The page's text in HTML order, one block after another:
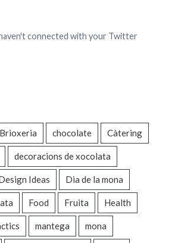
connected with your Twitter
Brioxeria chocolate Càtering
decoracions de xocolata
Ideas Dia de la mona
Food Fruita Health
mantega mona